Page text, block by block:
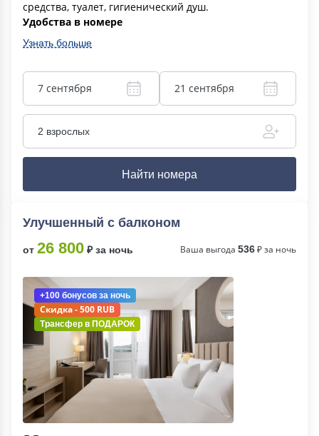
средства, туалет, гигиенический душ.
Удобства в номере
Узнать больше
7 сентября 21 сентября
2 взрослых
Найти номера
Улучшенный с балконом
от 26 800 ₽ за ночь Ваша выгода 536₽ за ночь
+100 бонусов за ночь
Скидка - 500 RUB
Трансфер в ПОДАРОК